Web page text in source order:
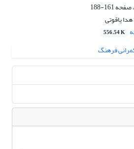
161-188
یاقوتی
556.54 K